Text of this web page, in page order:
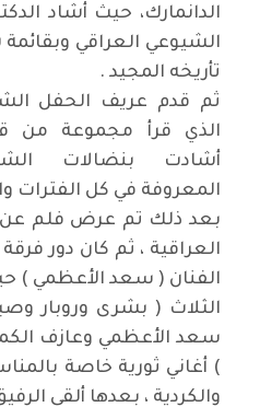
الدانمارك، حيث أشاد
الشيوعي العراقي
تأريخه المجيد .
ثم قدم عريف الحفل
الذي قرأ مجموعة من
أشادت بنضالات
المعروفة في كل الفترات
بعد ذلك تم عرض فلم عن
العراقية ، ثم كان دور
الفنان ( سعد الأعظمي )
الثلاث ( بشرى وروبار
سعد الأعظمي وعازف
) أغاني ثورية خاصة
والكردية ، بعدها ألقى